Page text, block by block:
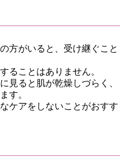
方がいると、受け継ぐこと
ることはありません。
見ると肌が乾燥しづらく、
す。
ケアをしないことがおすす